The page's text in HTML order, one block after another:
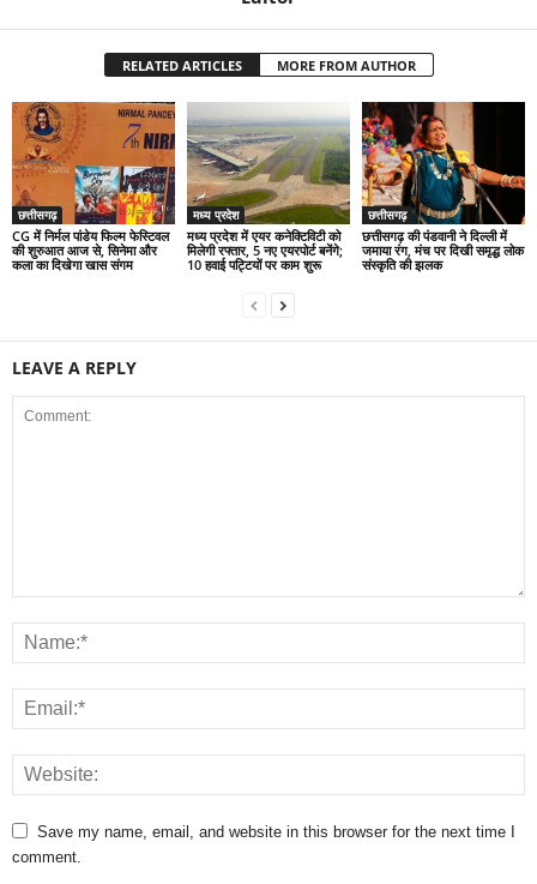
RELATED ARTICLES MORE FROM AUTHOR
छत्तीसगढ़
CG में निर्मल पांडेय फिल्म फेस्टिवल
की शुरुआत आज से, सिनेमा और
कला का दिखेगा खास संगम
मध्य प्रदेश
मध्य प्रदेश में एयर कनेक्टिविटी को
मिलेगी रफ्तार, 5 नए एयरपोर्ट बनेंगे;
10 हवाई पट्टियों पर काम शुरू
छत्तीसगढ़
छत्तीसगढ़ की पंडवानी ने दिल्ली में
जमाया रंग, मंच पर दिखी समृद्ध लोक
संस्कृति की झलक
LEAVE A REPLY
Save my name, email, and website in this browser for the next time I
comment.